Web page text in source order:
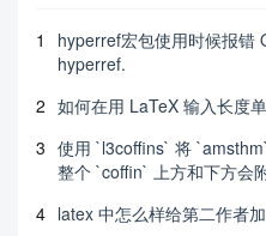
1
hyperref宏包使用时候报错
hyperref.
2 如何在用 LaTeX 输入长度
3 使用 `l3coffins` 将
整个 `coffin` 上方和下方会
4 latex 中怎么样给第二作者